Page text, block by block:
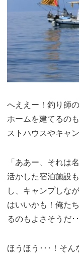
へええー！釣り師
ホームを建てるの
ストハウスやキャ
「ああー、それは
活かした宿泊施設
し、キャンプしな
はいいかも！俺た
るのもよさそうだ･･
ほうほう･･･！そ